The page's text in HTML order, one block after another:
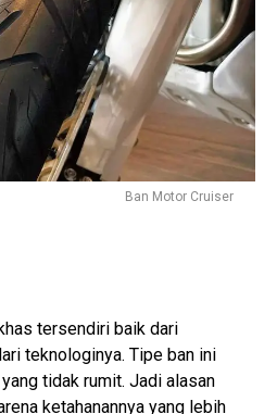
Ban Motor Cruiser
tersendiri baik dari
teknologinya. Tipe ban ini
tidak rumit. Jadi alasan
ketahanannya yang lebih